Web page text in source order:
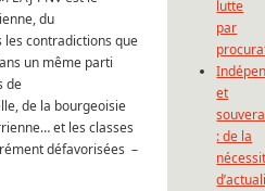
du
contradictions que
un même parti
de
de la bourgeoisie
et les classes
défavorisées –
lutte
par
et
: de la